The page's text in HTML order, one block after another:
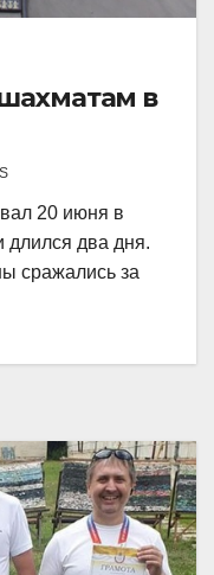
в
20 июня в
два дня.
сражались за